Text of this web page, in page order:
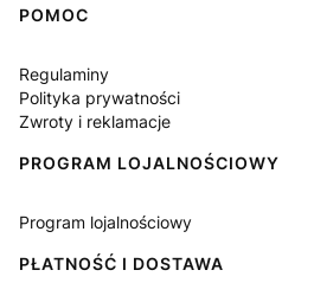
Linki w stopce
POMOC
Regulaminy
Polityka prywatności
Zwroty i reklamacje
PROGRAM LOJALNOŚCIOWY
Program lojalnościowy
PŁATNOŚĆ I DOSTAWA